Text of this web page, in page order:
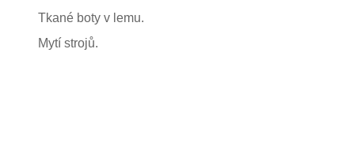
Tkané boty v lemu.
Mytí strojů.